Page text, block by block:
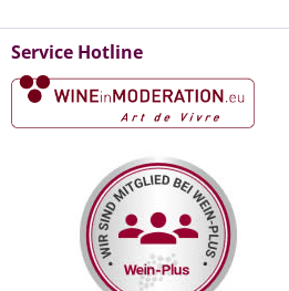
Service Hotline